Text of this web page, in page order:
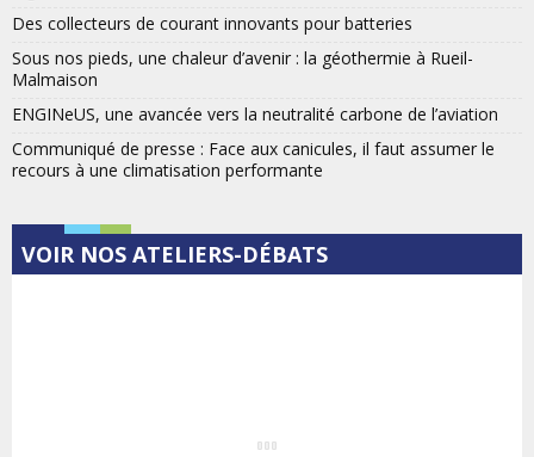
Des collecteurs de courant innovants pour batteries
Sous nos pieds, une chaleur d’avenir : la géothermie à Rueil-
Malmaison
ENGINeUS, une avancée vers la neutralité carbone de l’aviation
Communiqué de presse : Face aux canicules, il faut assumer le
recours à une climatisation performante
VOIR NOS ATELIERS-DÉBATS